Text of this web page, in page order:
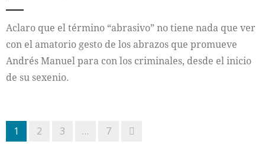
Aclaro que el término “abrasivo” no tiene nada que ver
con el amatorio gesto de los abrazos que promueve
Andrés Manuel para con los criminales, desde el inicio
de su sexenio.
1 2 3 … 7